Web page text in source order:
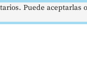
Puede aceptarlas